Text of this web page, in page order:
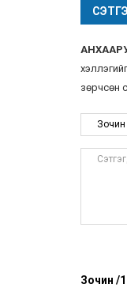
зөрчсөн
Зочин /